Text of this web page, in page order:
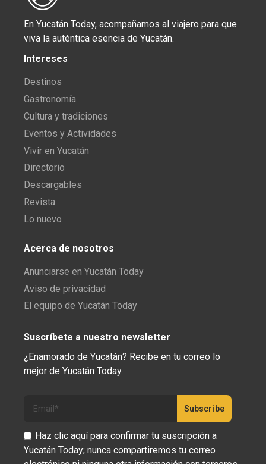
En Yucatán Today, acompañamos al viajero para que
viva la auténtica esencia de Yucatán.
Intereses
Destinos
Gastronomía
Cultura y tradiciones
Eventos y Actividades
Vivir en Yucatán
Directorio
Descargables
Revista
Lo nuevo
Acerca de nosotros
Anunciarse en Yucatán Today
Aviso de privacidad
El equipo de Yucatán Today
Suscríbete a nuestro newsletter
¿Enamorado de Yucatán? Recibe en tu correo lo
mejor de Yucatán Today.
Haz clic aquí para confirmar tu suscripción a
Yucatán Today; nunca compartiremos tu correo